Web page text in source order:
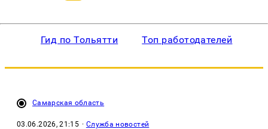
Гид по Тольятти Топ работодателей
Самарская область
03.06.2026, 21:15 · Служба новостей